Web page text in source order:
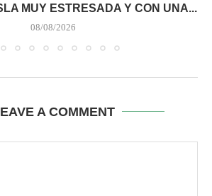
MUY ESTRESADA Y CON UNA...
08/08/2026
A COMMENT